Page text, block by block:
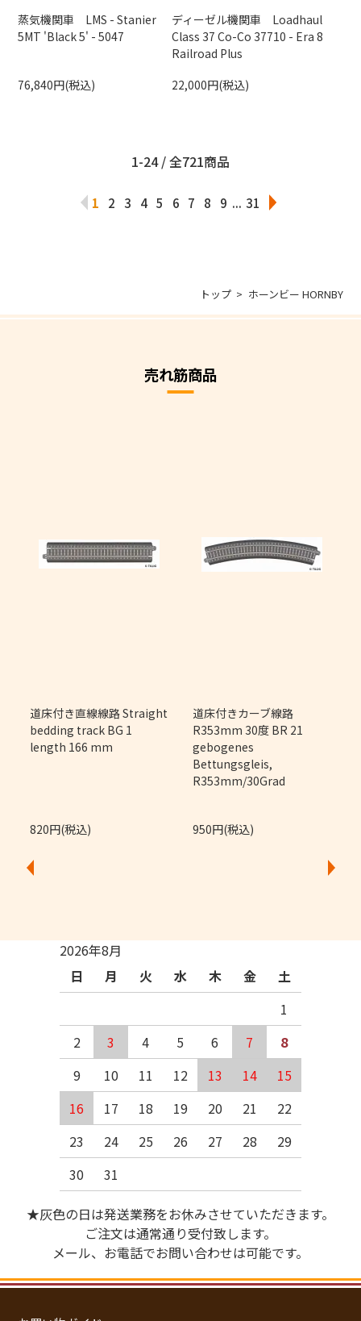
蒸気機関車 LMS - Stanier
5MT 'Black 5' - 5047
76,840円(税込)
ディーゼル機関車 Loadhaul
Class 37 Co-Co 37710 - Era 8
Railroad Plus
22,000円(税込)
1-24 / 全721商品
1 2 3 4 5 6 7 8 9 ... 31
トップ ホーンビー HORNBY
売れ筋商品
道床付き直線線路 Straight
bedding track BG 1
length 166 mm
820円(税込)
道床付きカーブ線路
R353mm 30度 BR 21
gebogenes
Bettungsgleis,
R353mm/30Grad
950円(税込)
2026年8月
日
月 火 水 木 金
土
1
2
3 4 5 6 7
8
9
10 11 12 13 14
15
16
17 18 19 20 21
22
23
24 25 26 27 28
29
30
31
★灰色の日は発送業務をお休みさせていただきます。
ご注文は通常通り受付致します。
メール、お電話でお問い合わせは可能です。